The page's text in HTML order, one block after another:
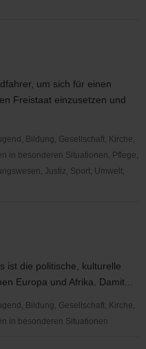
um sich für einen
Freistaat einzusetzen und
Bildung, Gesellschaft, Kirche,
in besonderen Situationen, Pflege,
Justiz, Sport, Umwelt,
ist die politische, kulturelle
Europa und Afrika. Damit...
Bildung, Gesellschaft, Kirche,
in besonderen Situationen